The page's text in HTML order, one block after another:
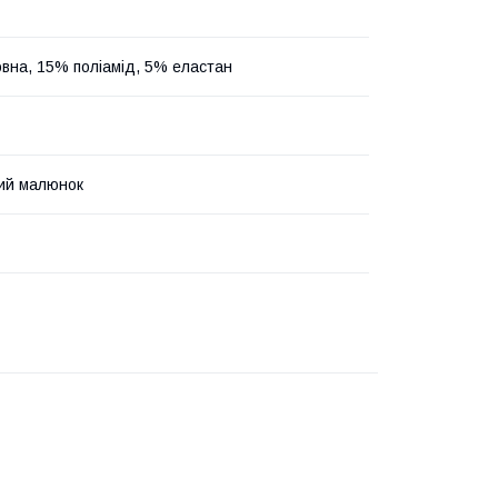
15% поліамід, 5% еластан
малюнок